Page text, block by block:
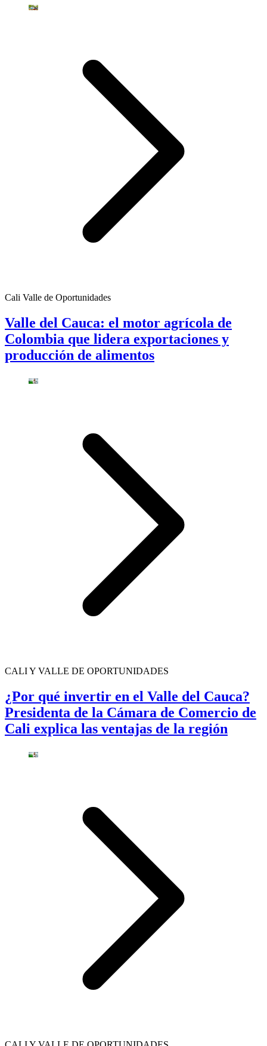
Cali Valle de Oportunidades
Valle del Cauca: el motor agrícola de
Colombia que lidera exportaciones y
producción de alimentos
CALI Y VALLE DE OPORTUNIDADES
¿Por qué invertir en el Valle del Cauca?
Presidenta de la Cámara de Comercio de
Cali explica las ventajas de la región